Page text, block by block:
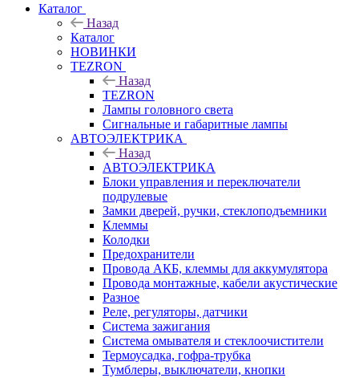
Каталог
Назад
Каталог
НОВИНКИ
TEZRON
Назад
TEZRON
Лампы головного света
Сигнальные и габаритные лампы
АВТОЭЛЕКТРИКА
Назад
АВТОЭЛЕКТРИКА
Блоки управления и переключатели
подрулевые
Замки дверей, ручки, стеклоподъемники
Клеммы
Колодки
Предохранители
Провода АКБ, клеммы для аккумулятора
Провода монтажные, кабели акустические
Разное
Реле, регуляторы, датчики
Система зажигания
Система омывателя и стеклоочистители
Термоусадка, гофра-трубка
Тумблеры, выключатели, кнопки